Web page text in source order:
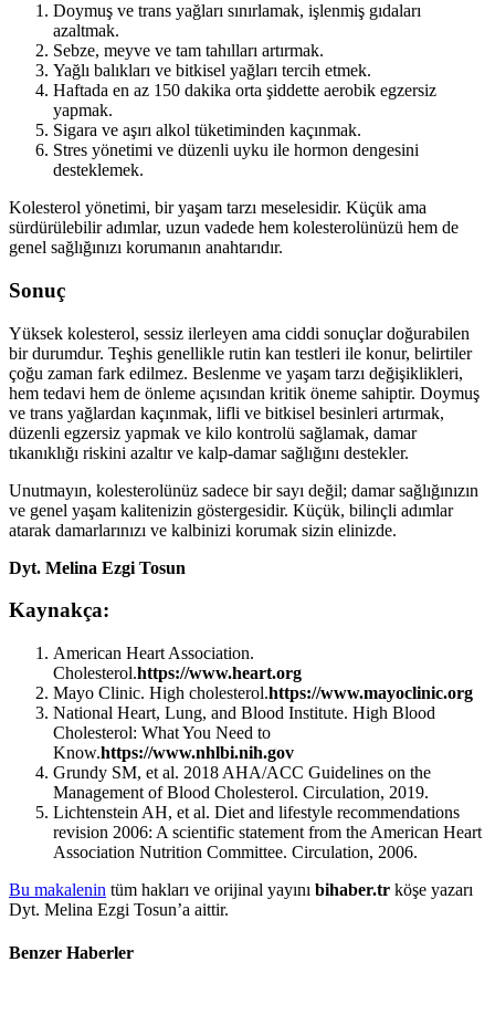
Doymuş ve trans yağları sınırlamak, işlenmiş gıdaları
azaltmak.
Sebze, meyve ve tam tahılları artırmak.
Yağlı balıkları ve bitkisel yağları tercih etmek.
Haftada en az 150 dakika orta şiddette aerobik egzersiz
yapmak.
Sigara ve aşırı alkol tüketiminden kaçınmak.
Stres yönetimi ve düzenli uyku ile hormon dengesini
desteklemek.
Kolesterol yönetimi, bir yaşam tarzı meselesidir. Küçük ama
sürdürülebilir adımlar, uzun vadede hem kolesterolünüzü hem de
genel sağlığınızı korumanın anahtarıdır.
Sonuç
Yüksek kolesterol, sessiz ilerleyen ama ciddi sonuçlar doğurabilen
bir durumdur. Teşhis genellikle rutin kan testleri ile konur, belirtiler
çoğu zaman fark edilmez. Beslenme ve yaşam tarzı değişiklikleri,
hem tedavi hem de önleme açısından kritik öneme sahiptir. Doymuş
ve trans yağlardan kaçınmak, lifli ve bitkisel besinleri artırmak,
düzenli egzersiz yapmak ve kilo kontrolü sağlamak, damar
tıkanıklığı riskini azaltır ve kalp-damar sağlığını destekler.
Unutmayın, kolesterolünüz sadece bir sayı değil; damar sağlığınızın
ve genel yaşam kalitenizin göstergesidir. Küçük, bilinçli adımlar
atarak damarlarınızı ve kalbinizi korumak sizin elinizde.
Dyt. Melina Ezgi Tosun
Kaynakça:
American Heart Association.
Cholesterol.https://www.heart.org
Mayo Clinic. High cholesterol.https://www.mayoclinic.org
National Heart, Lung, and Blood Institute. High Blood
Cholesterol: What You Need to
Know.https://www.nhlbi.nih.gov
Grundy SM, et al. 2018 AHA/ACC Guidelines on the
Management of Blood Cholesterol. Circulation, 2019.
Lichtenstein AH, et al. Diet and lifestyle recommendations
revision 2006: A scientific statement from the American Heart
Association Nutrition Committee. Circulation, 2006.
Bu makalenin tüm hakları ve orijinal yayını bihaber.tr köşe yazarı
Dyt. Melina Ezgi Tosun’a aittir.
Benzer Haberler